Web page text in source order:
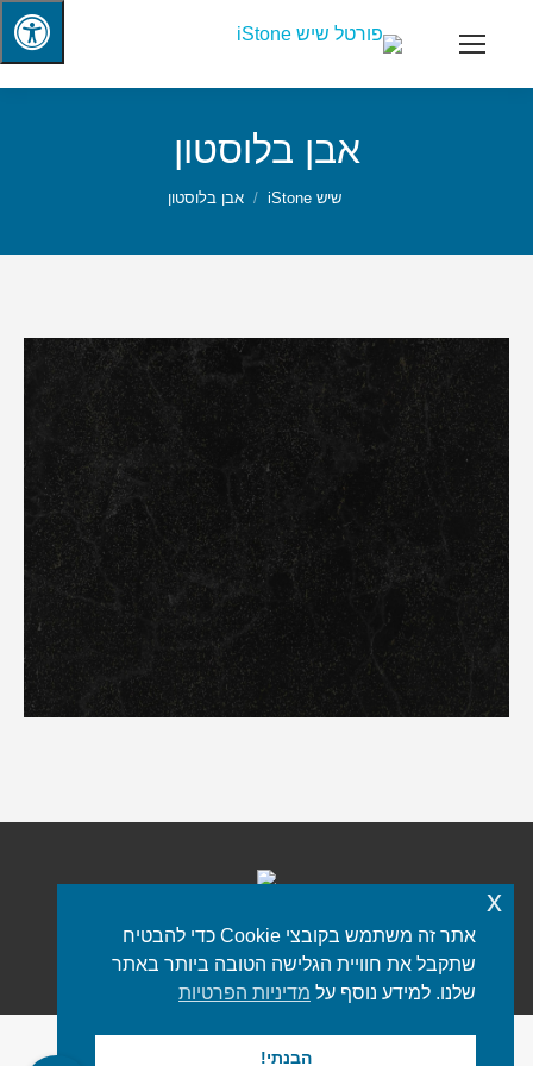
אבן בלוסטון
שיש iStone אבן בלוסטון
כל הזכויות שמורות © 2021 iStone
פורטל שיש
תפריט תחתון
אתר זה משתמש בקובצי Cookie כדי להבטיח
שתקבל את חוויית הגלישה הטובה ביותר באתר
שלנו. למידע נוסף על מדיניות הפרטיות
הבנתי!
x